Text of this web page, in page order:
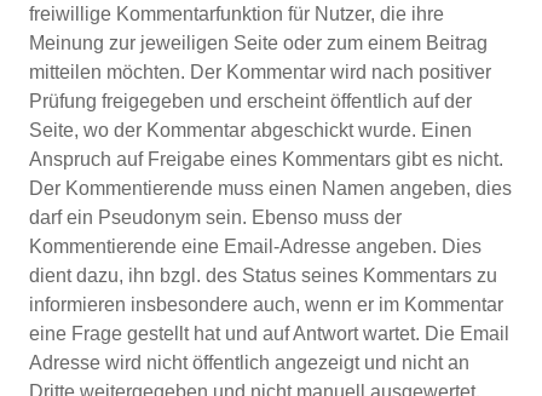
freiwillige Kommentarfunktion für Nutzer, die ihre
Meinung zur jeweiligen Seite oder zum einem Beitrag
mitteilen möchten. Der Kommentar wird nach positiver
Prüfung freigegeben und erscheint öffentlich auf der
Seite, wo der Kommentar abgeschickt wurde. Einen
Anspruch auf Freigabe eines Kommentars gibt es nicht.
Der Kommentierende muss einen Namen angeben, dies
darf ein Pseudonym sein. Ebenso muss der
Kommentierende eine Email-Adresse angeben. Dies
dient dazu, ihn bzgl. des Status seines Kommentars zu
informieren insbesondere auch, wenn er im Kommentar
eine Frage gestellt hat und auf Antwort wartet. Die Email
Adresse wird nicht öffentlich angezeigt und nicht an
Dritte weitergegeben und nicht manuell ausgewertet.